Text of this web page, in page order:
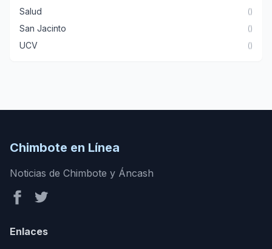
Salud ()
San Jacinto ()
UCV ()
Chimbote en Línea
Noticias de Chimbote y Áncash
Enlaces